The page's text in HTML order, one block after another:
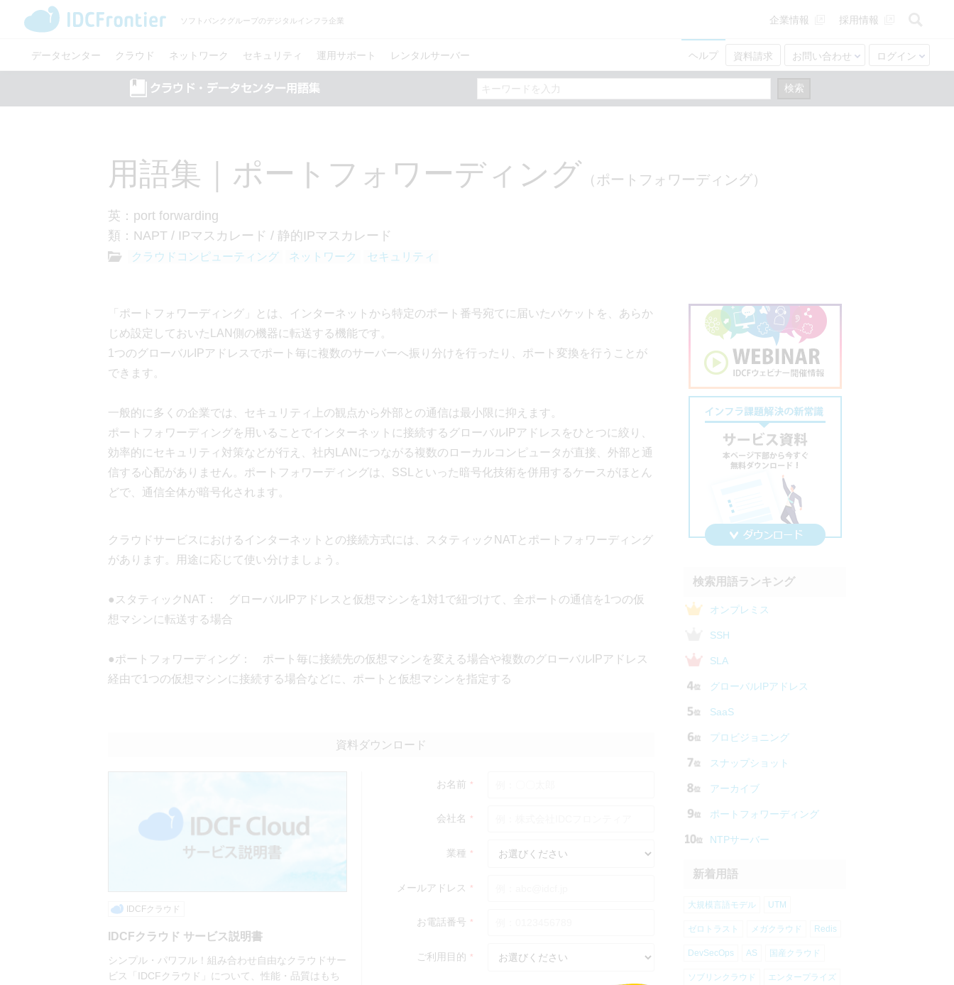
ソフトバンクグループのデジタルインフラ企業 企業情報 採用情報
データセンター クラウド ネットワーク セキュリティ 運用サポート レンタルサーバー ヘルプ 資料請求 お問い合わせ ログイン
用語集｜ポートフォワーディング （ポートフォワーディング）
英：port forwarding
類：NAPT / IPマスカレード / 静的IPマスカレード
クラウドコンピューティング ネットワーク セキュリティ
「ポートフォワーディング」とは、インターネットから特定のポート番号宛てに届いたパケットを、あらか
じめ設定しておいたLAN側の機器に転送する機能です。
1つのグローバルIPアドレスでポート毎に複数のサーバーへ振り分けを行ったり、ポート変換を行うことが
できます。
一般的に多くの企業では、セキュリティ上の観点から外部との通信は最小限に抑えます。
ポートフォワーディングを用いることでインターネットに接続するグローバルIPアドレスをひとつに絞り、
効率的にセキュリティ対策などが行え、社内LANにつながる複数のローカルコンピュータが直接、外部と通
信する心配がありません。ポートフォワーディングは、SSLといった暗号化技術を併用するケースがほとん
どで、通信全体が暗号化されます。
クラウドサービスにおけるインターネットとの接続方式には、スタティックNATとポートフォワーディング
があります。用途に応じて使い分けましょう。
●スタティックNAT： グローバルIPアドレスと仮想マシンを1対1で紐づけて、全ポートの通信を1つの仮
想マシンに転送する場合
●ポートフォワーディング： ポート毎に接続先の仮想マシンを変える場合や複数のグローバルIPアドレス
経由で1つの仮想マシンに接続する場合などに、ポートと仮想マシンを指定する
検索用語ランキング
オンプレミス
SSH
SLA
グローバルIPアドレス
SaaS
プロビジョニング
スナップショット
アーカイブ
ポートフォワーディング
NTPサーバー
新着用語
大規模言語モデル UTM
ゼロトラスト メガクラウド Redis
DevSecOps AS 国産クラウド
ソブリンクラウド エンタープライズ